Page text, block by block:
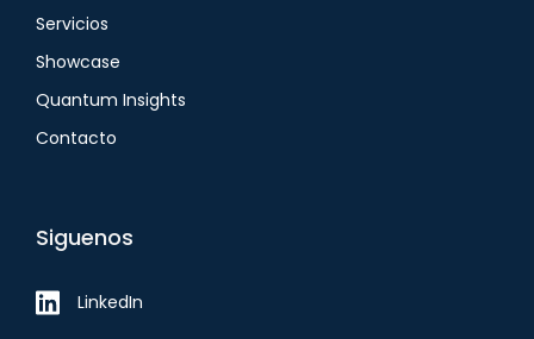
Servicios
Showcase
Quantum Insights
Contacto
Siguenos
LinkedIn